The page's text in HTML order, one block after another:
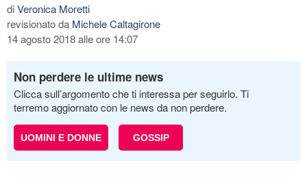
diVeronica Moretti
revisionato da Michele Caltagirone
14 agosto 2018 alle ore 14:07
Non perdere le ultime news
Clicca sull’argomento che ti interessa per seguirlo. Ti
terremo aggiornato con le news da non perdere.
UOMINI E DONNE GOSSIP